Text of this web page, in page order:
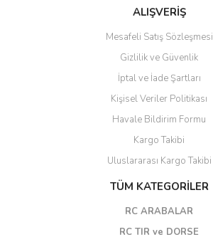
ALIŞVERİŞ
Mesafeli Satış Sözleşmesi
Gizlilik ve Güvenlik
İptal ve İade Şartları
Kişisel Veriler Politikası
Havale Bildirim Formu
Kargo Takibi
Uluslararası Kargo Takibi
TÜM KATEGORİLER
RC ARABALAR
RC TIR ve DORSE